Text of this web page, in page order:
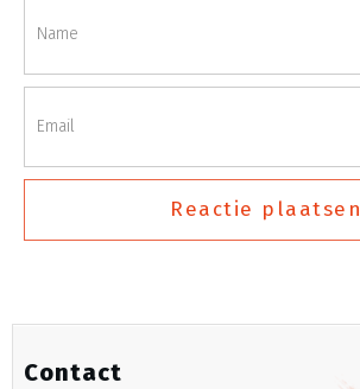
Reactie plaatsen
Contact